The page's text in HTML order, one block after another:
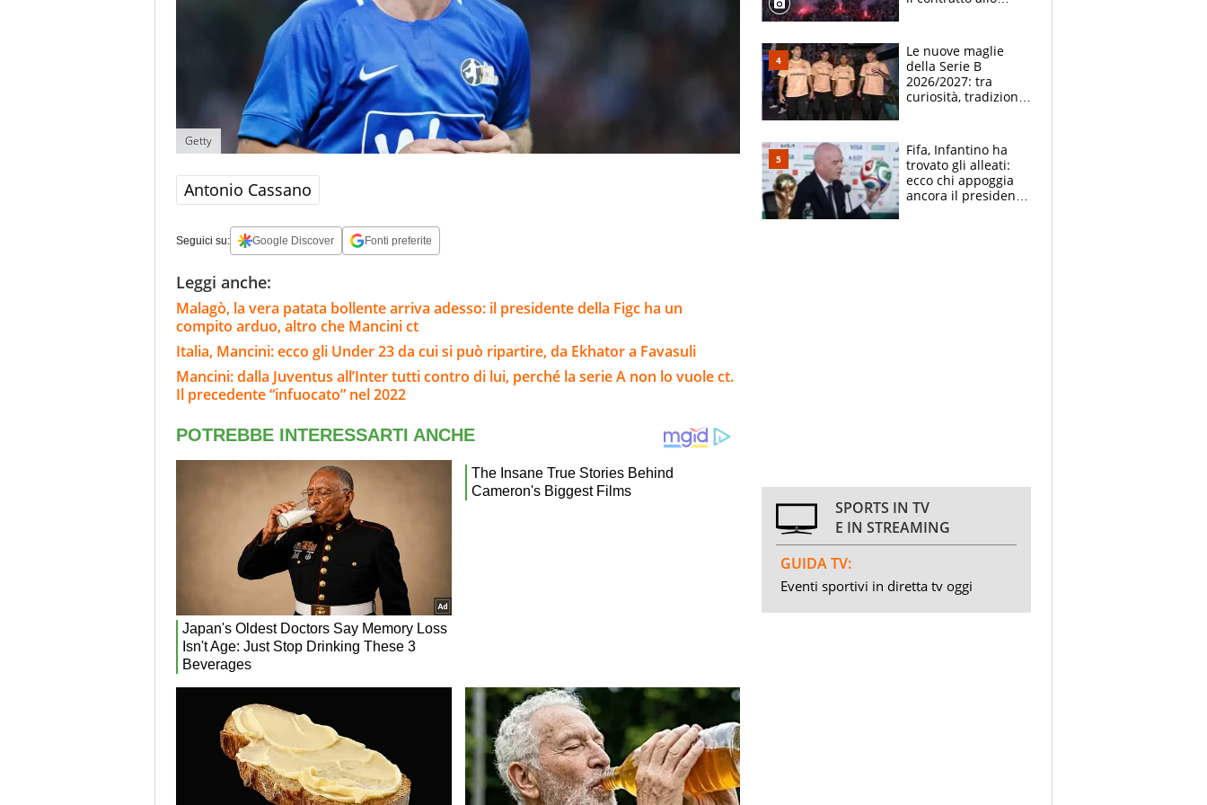
Getty
Antonio Cassano
Seguici su: Google Discover Fonti preferite
Leggi anche:
Malagò, la vera patata bollente arriva adesso: il presidente della Figc ha un
compito arduo, altro che Mancini ct
Italia, Mancini: ecco gli Under 23 da cui si può ripartire, da Ekhator a Favasuli
Mancini: dalla Juventus all’Inter tutti contro di lui, perché la serie A non lo vuole ct.
Il precedente “infuocato” nel 2022
Le nuove maglie
della Serie B
2026/2027: tra
curiosità, tradizione
Fifa, Infantino ha
trovato gli alleati:
ecco chi appoggia
ancora il presidente
SPORTS IN TV
E IN STREAMING
GUIDA TV:
Eventi sportivi in diretta tv oggi